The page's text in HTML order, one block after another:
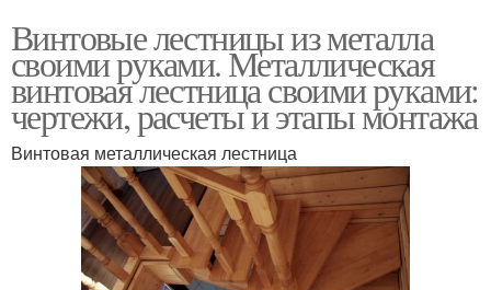
Винтовые лестницы из металла
своими руками. Металлическая
винтовая лестница своими руками:
чертежи, расчеты и этапы монтажа
Винтовая металлическая лестница